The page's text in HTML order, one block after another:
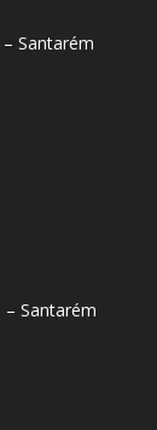
Santarém
– Santarém